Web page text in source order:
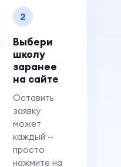
2
Выбери
школу
заранее
на сайте
Оставить
заявку
может
каждый —
просто
нажмите на